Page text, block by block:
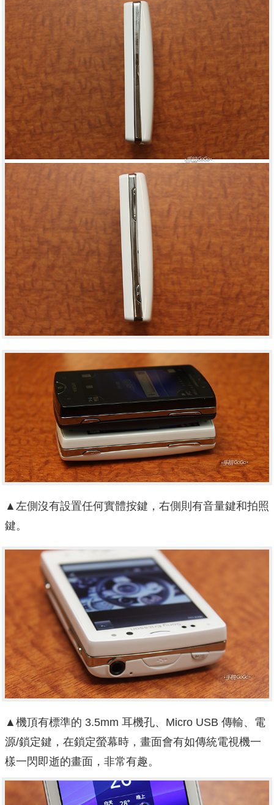
▲左側沒有設置任何實體按鍵，右側則有音量鍵和拍照
鍵。
▲機頂有標準的 3.5mm 耳機孔、Micro USB 傳輸、電
源/鎖定鍵，在鎖定螢幕時，畫面會有如傳統電視機一
樣一閃即逝的畫面，非常有趣。